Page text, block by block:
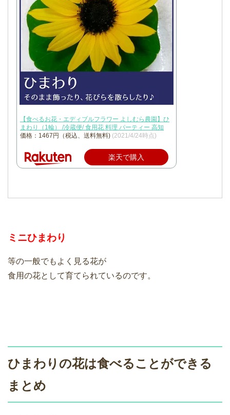
【食べるお花・エディブルフラワー よしむら農園】ひ
まわり（1輪） /冷蔵便/ 食用花 料理 パーティー 高知
価格：1467円（税込、送料無料) (2021/4/24時点)
楽天で購入
ミニひまわり
等の一般でもよく見る花が
食用の花として育てられているのです。
ひまわりの花は食べることができる
まとめ